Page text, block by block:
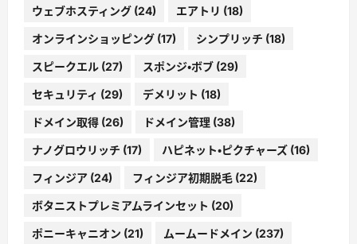
ウェブホスティング (24) エアトリ (18)
オンラインショッピング (17) シンプリッチ (18)
スピークエル (27) スポンジ・ボブ (29)
セキュリティ (29) デメリット (18)
ドメイン取得 (26) ドメイン管理 (38)
ナノグロウリッチ (17) ハピネット・ピクチャーズ (16)
フィンジア (24) フィンジア初期脱毛 (22)
ボタニストプレミアムラインセット (20)
ポニーキャニオン (21) ムームードメイン (237)